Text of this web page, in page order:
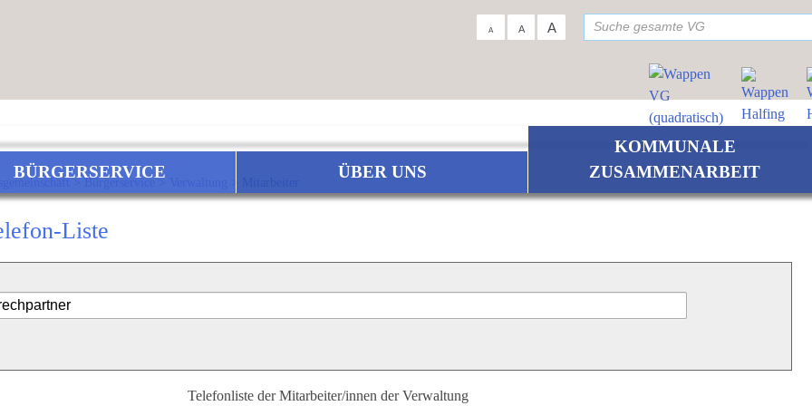
A A A
BÜRGERSERVICE ÜBER UNS
KOMMUNALE
ZUSAMMENARBEIT
>Bürgerservice>
Liste
Telefonliste der Mitarbeiter/innen der Verwaltung